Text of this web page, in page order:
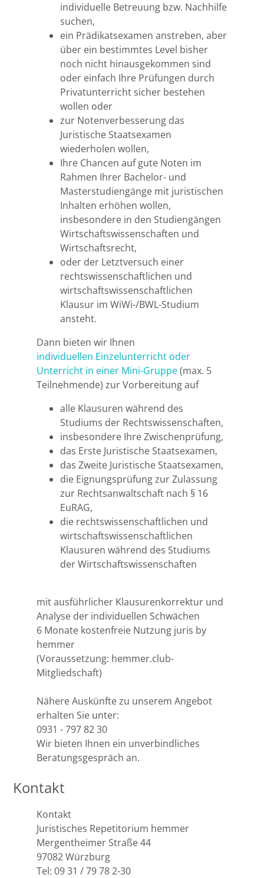
individuelle Betreuung bzw. Nachhilfe
suchen,
ein Prädikatsexamen anstreben, aber
über ein bestimmtes Level bisher
noch nicht hinausgekommen sind
oder einfach Ihre Prüfungen durch
Privatunterricht sicher bestehen
wollen oder
zur Notenverbesserung das
Juristische Staatsexamen
wiederholen wollen,
Ihre Chancen auf gute Noten im
Rahmen Ihrer Bachelor- und
Masterstudiengänge mit juristischen
Inhalten erhöhen wollen,
insbesondere in den Studiengängen
Wirtschaftswissenschaften und
Wirtschaftsrecht,
oder der Letztversuch einer
rechtswissenschaftlichen und
wirtschaftswissenschaftlichen
Klausur im WiWi-/BWL-Studium
ansteht.
Dann bieten wir Ihnen
individuellen Einzelunterricht oder
Unterricht in einer Mini-Gruppe(max. 5
Teilnehmende) zur Vorbereitung auf
alle Klausuren während des
Studiums der Rechtswissenschaften,
insbesondere Ihre Zwischenprüfung,
das Erste Juristische Staatsexamen,
das Zweite Juristische Staatsexamen,
die Eignungsprüfung zur Zulassung
zur Rechtsanwaltschaft nach § 16
EuRAG,
die rechtswissenschaftlichen und
wirtschaftswissenschaftlichen
Klausuren während des Studiums
der Wirtschaftswissenschaften
mit ausführlicher Klausurenkorrektur und
Analyse der individuellen Schwächen
6 Monate kostenfreie Nutzung juris by
hemmer
(Voraussetzung: hemmer.club-
Mitgliedschaft)
Nähere Auskünfte zu unserem Angebot
erhalten Sie unter:
0931 - 797 82 30
Wir bieten Ihnen ein unverbindliches
Beratungsgespräch an.
Kontakt
Kontakt
Juristisches Repetitorium hemmer
Mergentheimer Straße 44
97082 Würzburg
Tel: 09 31 / 79 78 2-30
Frankfurt/Main
Frankfurt/O.
Göttingen
Hannover
Heidelberg
Mannheim
Marburg
Münster
Osnabrück
Regensburg
Rostock